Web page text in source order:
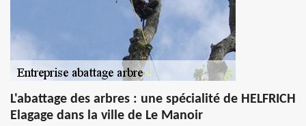
L'abattage des arbres : une spécialité de HELFRICH
Elagage dans la ville de Le Manoir